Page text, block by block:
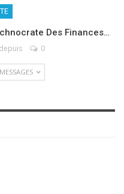
Des Finances…
0